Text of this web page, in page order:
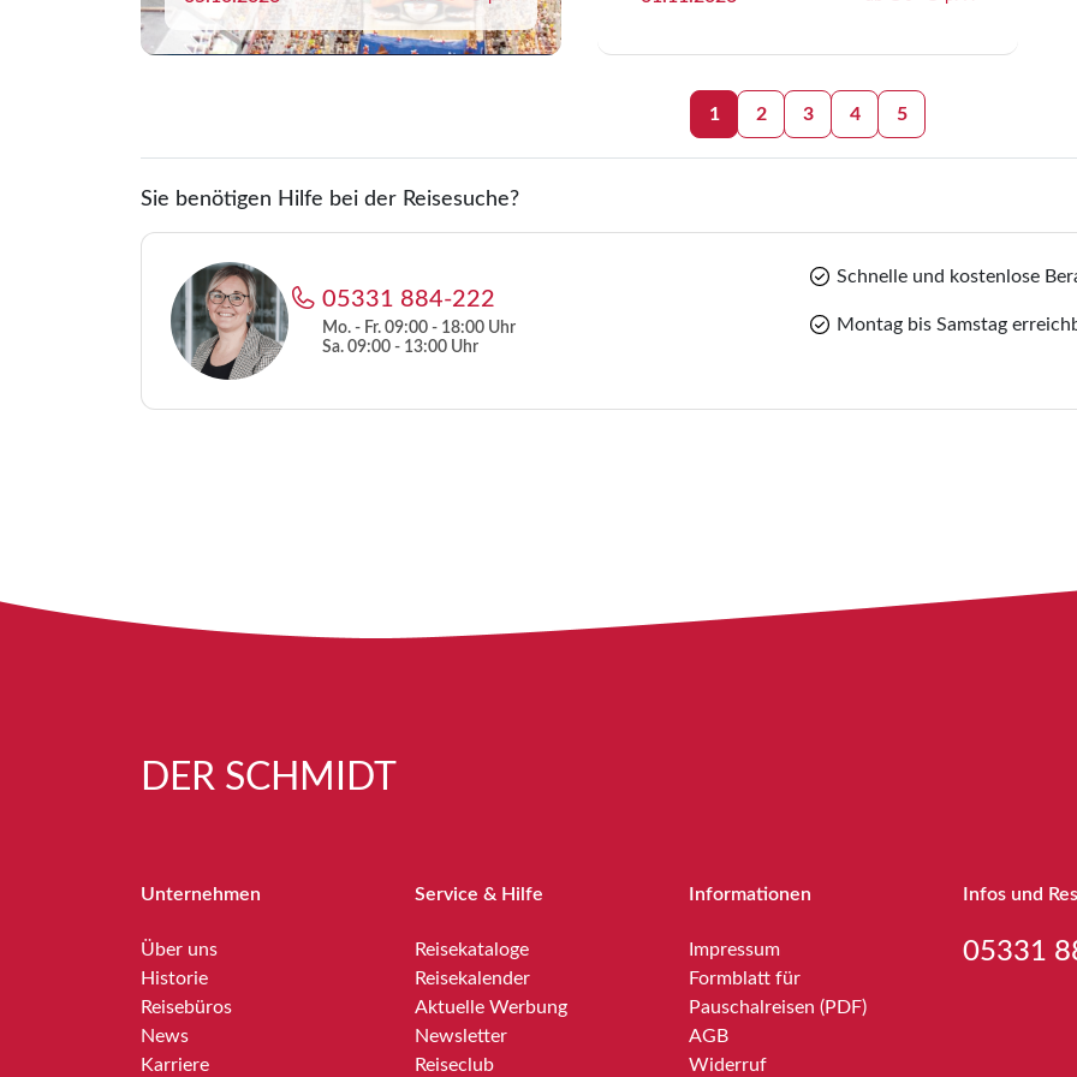
1 2 3 4 5
Sie benötigen Hilfe bei der Reisesuche?
05331 884-222
Mo. - Fr. 09:00 - 18:00 Uhr
Sa. 09:00 - 13:00 Uhr
Schnelle und kostenlose
Montag bis Samstag
DER SCHMIDT
Unternehmen
Über uns
Historie
Reisebüros
News
Karriere
Service & Hilfe
Reisekataloge
Reisekalender
Aktuelle Werbung
Newsletter
Reiseclub
Informationen
Impressum
Formblatt für
Pauschalreisen (PDF)
AGB
Widerruf
Infos und
05331